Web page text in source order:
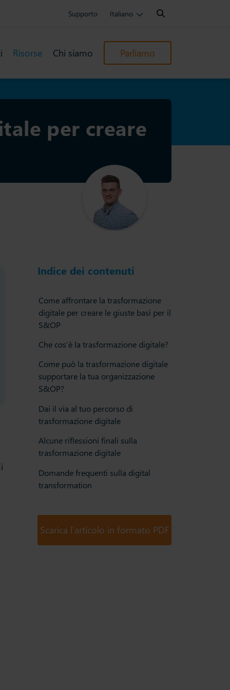
Supporto Italiano
Search:
Risorse Chi siamo Parliamo
per creare
Indice dei contenuti
Come affrontare la trasformazione
digitale per creare le giuste basi per il
S&OP
Che cos’è la trasformazione digitale?
Come può la trasformazione digitale
supportare la tua organizzazione
S&OP?
Dai il via al tuo percorso di
trasformazione digitale
Alcune riflessioni finali sulla
trasformazione digitale
Domande frequenti sulla digital
transformation
Scarica l'articolo in formato PDF